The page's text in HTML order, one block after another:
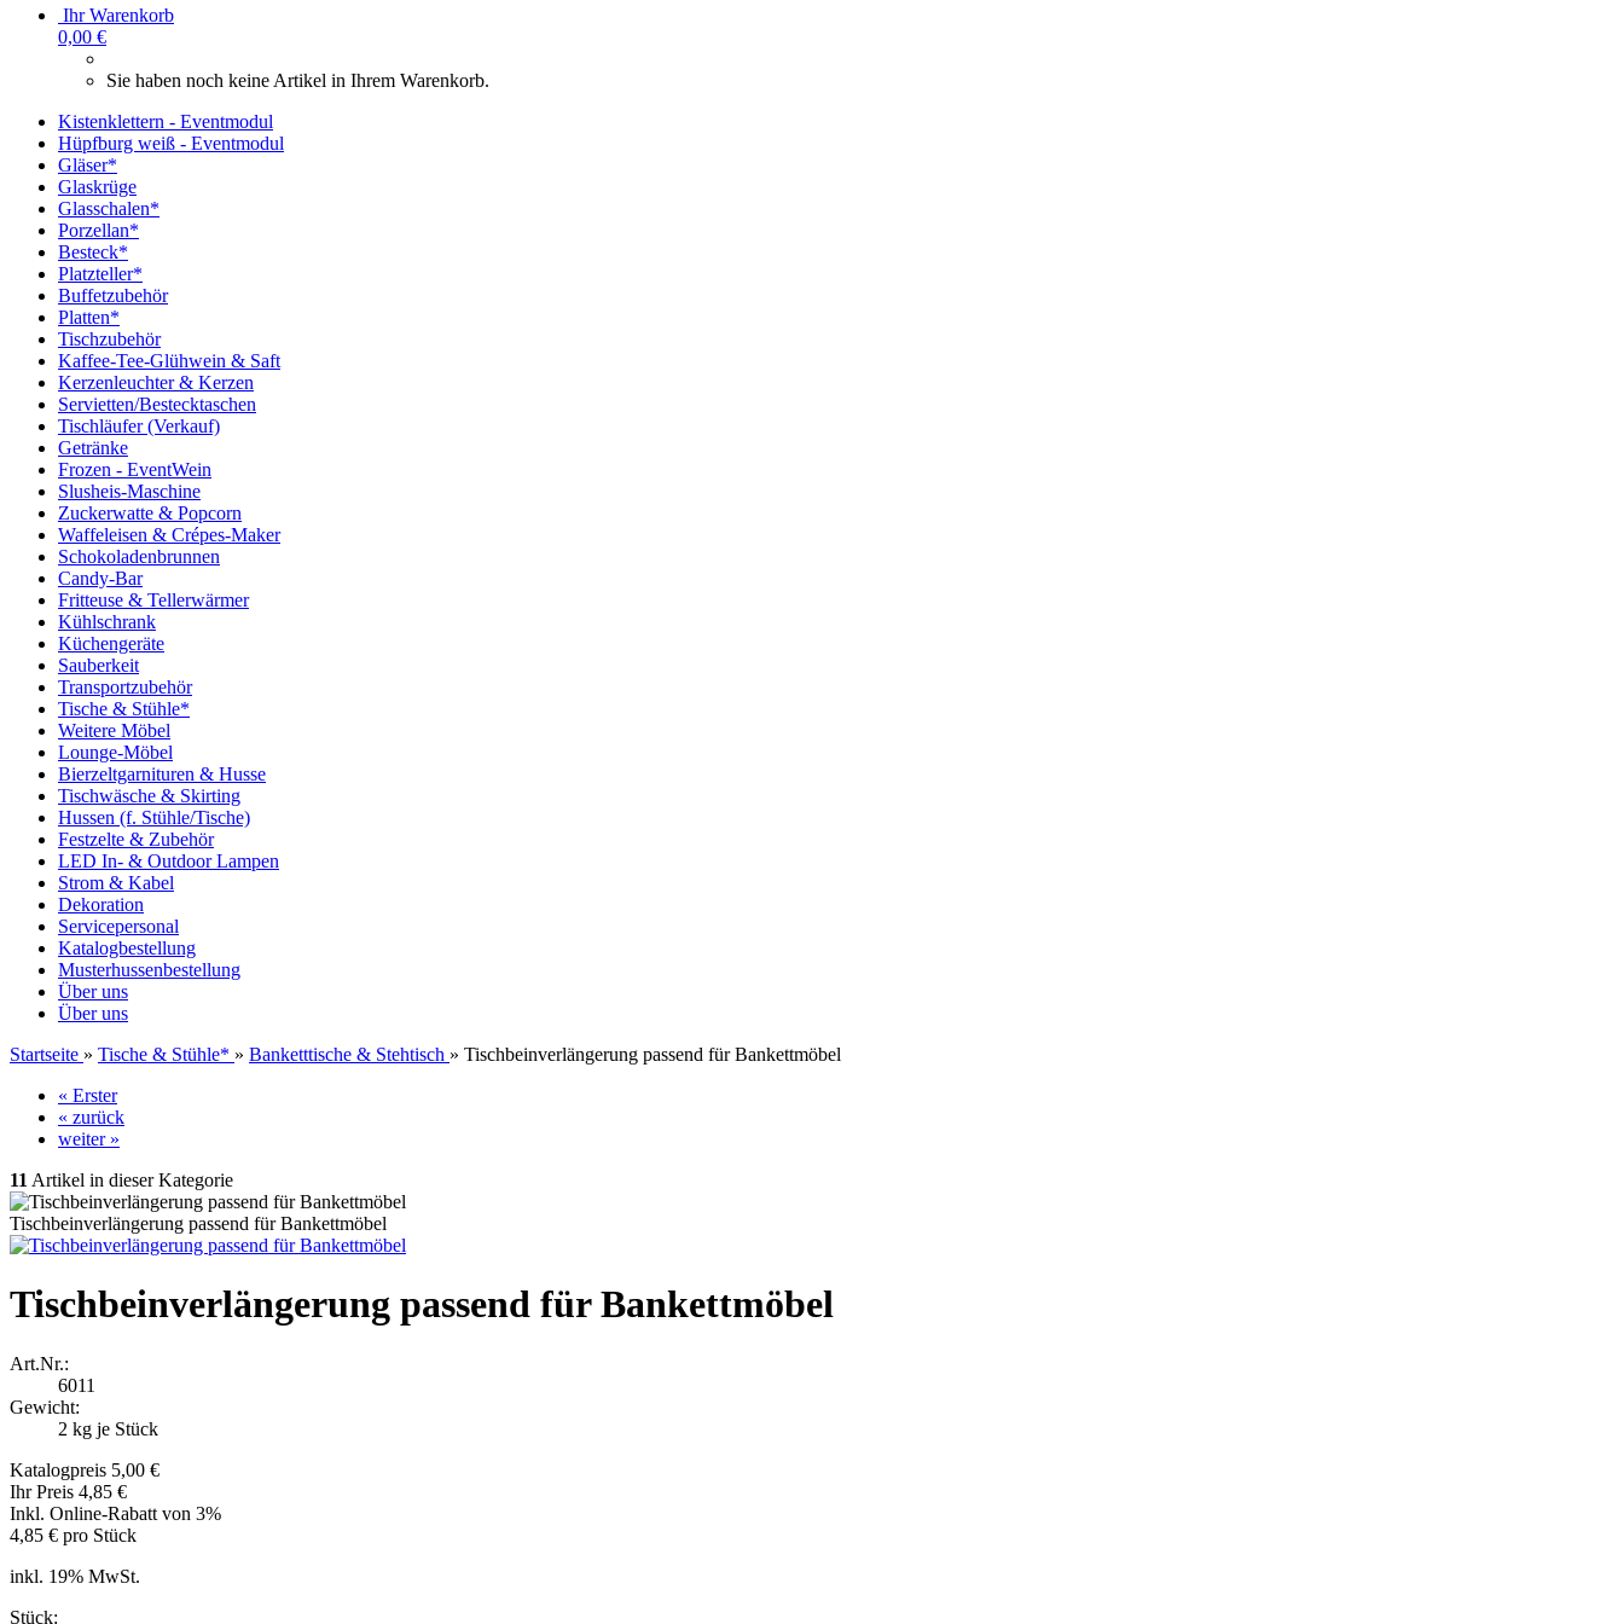
Ihr Warenkorb
0,00 €
Sie haben noch keine Artikel in Ihrem Warenkorb.
Kistenklettern - Eventmodul
Hüpfburg weiß - Eventmodul
Gläser*
Glaskrüge
Glasschalen*
Porzellan*
Besteck*
Platzteller*
Buffetzubehör
Platten*
Tischzubehör
Kaffee-Tee-Glühwein & Saft
Kerzenleuchter & Kerzen
Servietten/Bestecktaschen
Tischläufer (Verkauf)
Getränke
Frozen - EventWein
Slusheis-Maschine
Zuckerwatte & Popcorn
Waffeleisen & Crépes-Maker
Schokoladenbrunnen
Candy-Bar
Fritteuse & Tellerwärmer
Kühlschrank
Küchengeräte
Sauberkeit
Transportzubehör
Tische & Stühle*
Weitere Möbel
Lounge-Möbel
Bierzeltgarnituren & Husse
Tischwäsche & Skirting
Hussen (f. Stühle/Tische)
Festzelte & Zubehör
LED In- & Outdoor Lampen
Strom & Kabel
Dekoration
Servicepersonal
Katalogbestellung
Musterhussenbestellung
Über uns
Über uns
Startseite » Tische & Stühle* » Banketttische & Stehtisch » Tischbeinverlängerung passend für Bankettmöbel
« Erster
« zurück
weiter »
11 Artikel in dieser Kategorie
Tischbeinverlängerung passend für Bankettmöbel
Tischbeinverlängerung passend für Bankettmöbel
Art.Nr.:
6011
Gewicht:
2 kg je Stück
Katalogpreis 5,00 €
Ihr Preis 4,85 €
Inkl. Online-Rabatt von 3%
4,85 € pro Stück
inkl. 19% MwSt.
Stück: